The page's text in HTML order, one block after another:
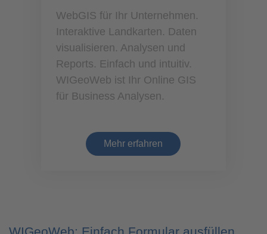
WebGIS für Ihr Unternehmen.
Interaktive Landkarten. Daten
visualisieren. Analysen und
Reports. Einfach und intuitiv.
WIGeoWeb ist Ihr Online GIS
für Business Analysen.
Mehr erfahren